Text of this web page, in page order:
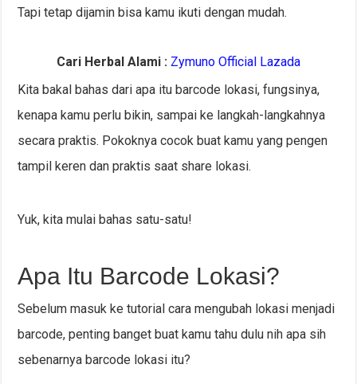
Tapi tetap dijamin bisa kamu ikuti dengan mudah.
Cari Herbal Alami : Zymuno Official Lazada
Kita bakal bahas dari apa itu barcode lokasi, fungsinya,
kenapa kamu perlu bikin, sampai ke langkah-langkahnya
secara praktis. Pokoknya cocok buat kamu yang pengen
tampil keren dan praktis saat share lokasi.
Yuk, kita mulai bahas satu-satu!
Apa Itu Barcode Lokasi?
Sebelum masuk ke tutorial cara mengubah lokasi menjadi
barcode, penting banget buat kamu tahu dulu nih apa sih
sebenarnya barcode lokasi itu?